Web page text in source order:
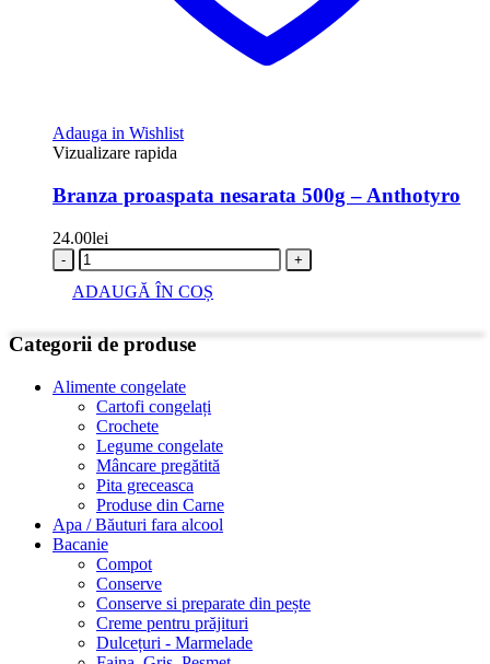
Adauga in Wishlist
Vizualizare rapida
Branza proaspata nesarata 500g – Anthotyro
24.00lei
- +
ADAUGĂ ÎN COȘ
Categorii de produse
Alimente congelate
Cartofi congelați
Crochete
Legume congelate
Mâncare pregătită
Pita greceasca
Produse din Carne
Apa / Băuturi fara alcool
Bacanie
Compot
Conserve
Conserve si preparate din pește
Creme pentru prăjituri
Dulcețuri - Marmelade